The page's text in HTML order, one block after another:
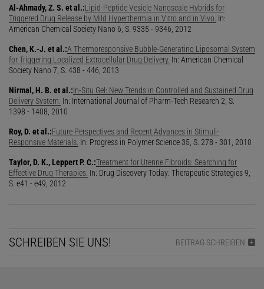
Al-Ahmady, Z. S. et al.:Lipid-Peptide Vesicle Nanoscale Hybrids for
Triggered Drug Release by Mild Hyperthermia in Vitro and in Vivo. In:
American Chemical Society Nano 6, S. 9335 - 9346, 2012
Chen, K.-J. et al.:A Thermoresponsive Bubble-Generating Liposomal System
for Triggering Localized Extracellular Drug Delivery. In: American Chemical
Society Nano 7, S. 438 - 446, 2013
Nirmal, H. B. et al.:In-Situ Gel: New Trends in Controlled and Sustained Drug
Delivery System. In: International Journal of Pharm-Tech Research 2, S.
1398 - 1408, 2010
Roy, D. et al.:Future Perspectives and Recent Advances in Stimuli-
Responsive Materials. In: Progress in Polymer Science 35, S. 278 - 301, 2010
Taylor, D. K., Leppert P. C.:Treatment for Uterine Fibroids: Searching for
Effective Drug Therapies. In: Drug Discovery Today: Therapeutic Strategies 9,
S. e41 - e49, 2012
SCHREIBEN SIE UNS! BEITRAG SCHREIBEN